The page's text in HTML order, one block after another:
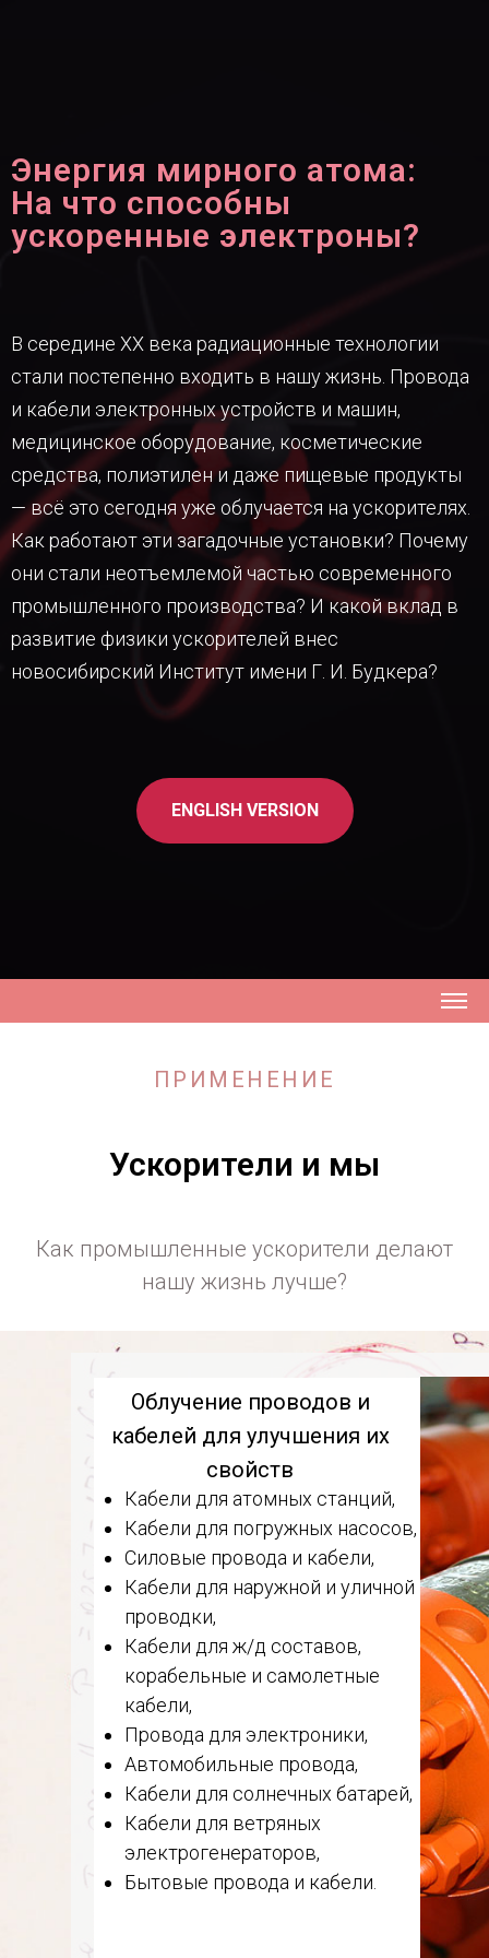
Энергия мирного атома:
На что способны
ускоренные электроны?
В середине XX века радиационные технологии
стали постепенно входить в нашу жизнь. Провода
и кабели электронных устройств и машин,
медицинское оборудование, косметические
средства, полиэтилен и даже пищевые продукты
— всё это сегодня уже облучается на ускорителях.
Как работают эти загадочные установки? Почему
они стали неотъемлемой частью современного
промышленного производства? И какой вклад в
развитие физики ускорителей внес
новосибирский Институт имени Г. И. Будкера?
ENGLISH VERSION
ПРИМЕНЕНИЕ
Ускорители и мы
Как промышленные ускорители делают
нашу жизнь лучше?
Кабели для атомных станций,
Кабели для погружных насосов,
Силовые провода и кабели,
Кабели для наружной и уличной
проводки,
Кабели для ж/д составов,
корабельные и самолетные
кабели,
Провода для электроники,
Автомобильные провода,
Кабели для солнечных батарей,
Кабели для ветряных
электрогенераторов,
Бытовые провода и кабели.
Облучение проводов и
кабелей для улучшения их
свойств